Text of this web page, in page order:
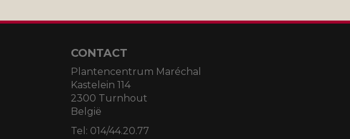
CONTACT
Plantencentrum Maréchal
Kastelein 114
2300 Turnhout
België
Tel: 014/44.20.77